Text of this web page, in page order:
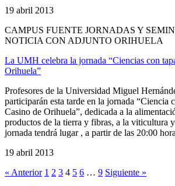
19 abril 2013
CAMPUS FUENTE JORNADAS Y
NOTICIA CON ADJUNTO ORIHUELA
La UMH celebra la jornada “Ciencias con
Orihuela”
Profesores de la Universidad Miguel
participarán esta tarde en la jornada “Ciencia
Casino de Orihuela”, dedicada a la
productos de la tierra y fibras, a la viticultura
jornada tendrá lugar , a partir de las 20:00
19 abril 2013
« Anterior 1 2 3 4 5 6 … 9 Siguiente »